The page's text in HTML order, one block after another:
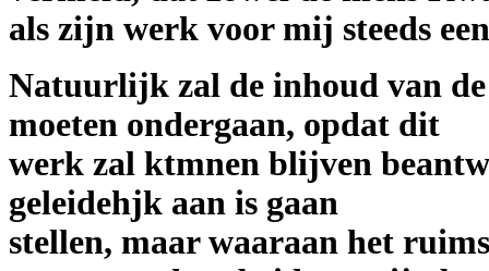
als zijn werk voor mij steeds
Natuurlijk zal de inhoud van
moeten ondergaan, opdat dit
werk zal ktmnen blijven
geleidehjk aan is gaan
stellen, maar waaraan het